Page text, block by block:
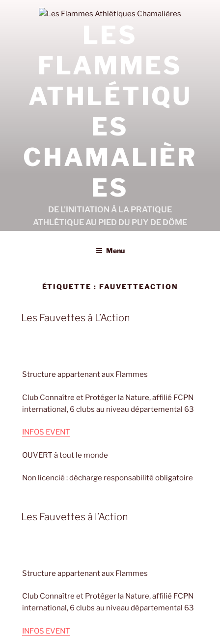
LES
FLAMMES
ATHLÉTIQU
ES
CHAMALIÈR
ES
DE L'INITIATION À LA PRATIQUE
ATHLÉTIQUE AU PIED DU PUY DE DÔME
Menu
ÉTIQUETTE :FAUVETTEACTION
Les Fauvettes à L’Action
Structure appartenant aux Flammes
Club Connaître et Protéger la Nature, affilié FCPN
international, 6 clubs au niveau départemental 63
INFOS EVENT
OUVERT à tout le monde
Non licencié : décharge responsabilité obligatoire
Les Fauvettes à l’Action
Structure appartenant aux Flammes
Club Connaître et Protéger la Nature, affilié FCPN
international, 6 clubs au niveau départemental 63
INFOS EVENT